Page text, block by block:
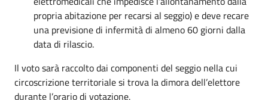
propria abitazione per recarsi al seggio) e deve recare
una previsione di infermità di almeno 60 giorni dalla
data di rilascio.
Il voto sarà raccolto dai componenti del seggio nella cui
circoscrizione territoriale si trova la dimora dell’elettore
durante l’orario di votazione.